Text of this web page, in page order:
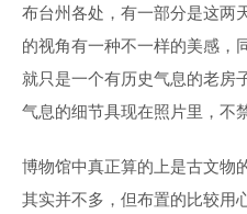
布台州各处，有一部分是这两
的视角有一种不一样的美感，
就只是一个有历史气息的老房
气息的细节具现在照片里，不
博物馆中真正算的上是古文物
其实并不多，但布置的比较用